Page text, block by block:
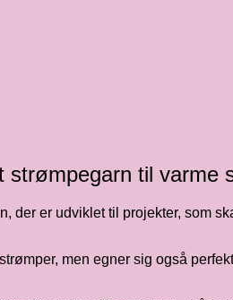
til varme
der er udviklet til projekter, som
men egner sig også